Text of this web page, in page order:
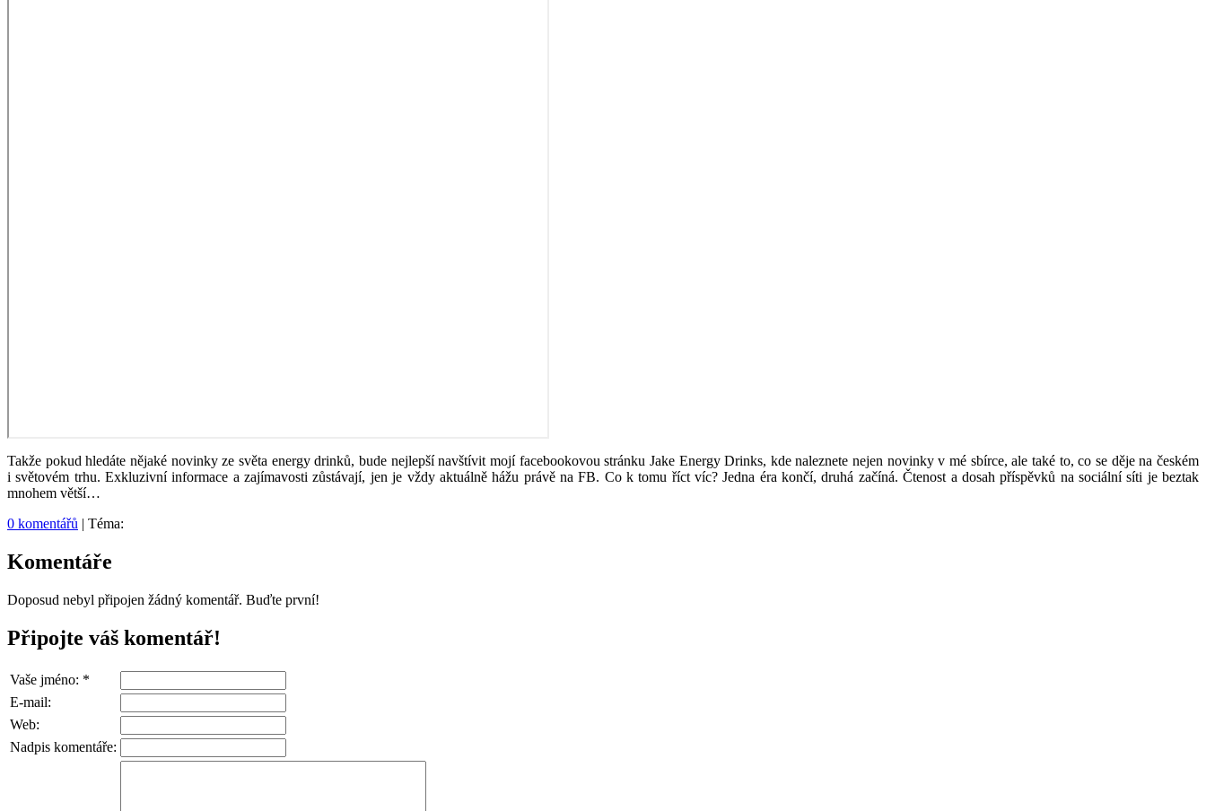
Takže pokud hledáte nějaké novinky ze světa energy drinků, bude nejlepší navštívit mojí facebookovou stránku Jake Energy Drinks, kde naleznete nejen novinky v mé sbírce, ale také to, co se děje na českém
i světovém trhu. Exkluzivní informace a zajímavosti zůstávají, jen je vždy aktuálně hážu právě na FB. Co k tomu říct víc? Jedna éra končí, druhá začíná. Čtenost a dosah příspěvků na sociální síti je beztak
mnohem větší…
0 komentářů | Téma:
Komentáře
Doposud nebyl připojen žádný komentář. Buďte první!
Připojte váš komentář!
Vaše jméno: *
E-mail:
Web:
Nadpis komentáře: